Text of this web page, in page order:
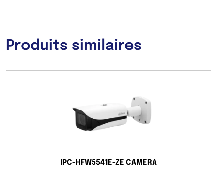
Produits similaires
IPC-HFW5541E-ZE CAMERA